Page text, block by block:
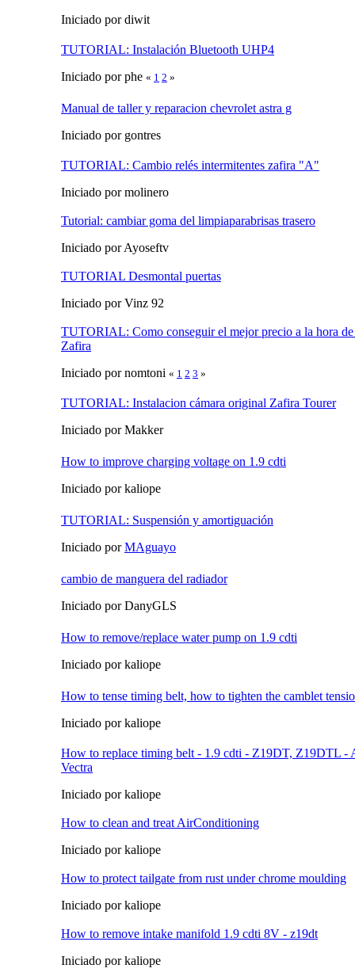
Iniciado por diwit
TUTORIAL: Instalación Bluetooth UHP4
Iniciado por phe « 1 2 »
Manual de taller y reparacion chevrolet astra g
Iniciado por gontres
TUTORIAL: Cambio relés intermitentes zafira "A"
Iniciado por molinero
Tutorial: cambiar goma del limpiaparabrisas trasero
Iniciado por Ayoseftv
TUTORIAL Desmontal puertas
Iniciado por Vinz 92
TUTORIAL: Como conseguir el mejor precio a la hora de
Zafira
Iniciado por nomtoni « 1 2 3 »
TUTORIAL: Instalacion cámara original Zafira Tourer
Iniciado por Makker
How to improve charging voltage on 1.9 cdti
Iniciado por kaliope
TUTORIAL: Suspensión y amortiguación
Iniciado porMAguayo
cambio de manguera del radiador
Iniciado por DanyGLS
How to remove/replace water pump on 1.9 cdti
Iniciado por kaliope
How to tense timing belt, how to tighten the camblet
Iniciado por kaliope
How to replace timing belt - 1.9 cdti - Z19DT, Z19DTL -
Vectra
Iniciado por kaliope
How to clean and treat AirConditioning
Iniciado por kaliope
How to protect tailgate from rust under chrome moulding
Iniciado por kaliope
How to remove intake manifold 1.9 cdti 8V - z19dt
Iniciado por kaliope